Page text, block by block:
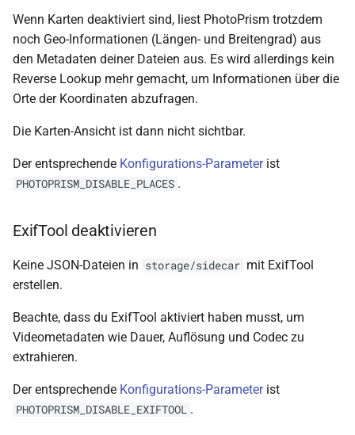
Wenn Karten deaktiviert sind, liest PhotoPrism trotzdem
noch Geo-Informationen (Längen- und Breitengrad) aus
den Metadaten deiner Dateien aus. Es wird allerdings kein
Reverse Lookup mehr gemacht, um Informationen über die
Orte der Koordinaten abzufragen.
Die Karten-Ansicht ist dann nicht sichtbar.
Der entsprechende Konfigurations-Parameterist
PHOTOPRISM_DISABLE_PLACES .
ExifTool deaktivieren
Keine JSON-Dateien in storage/sidecar mit ExifTool
erstellen.
Beachte, dass du ExifTool aktiviert haben musst, um
Videometadaten wie Dauer, Auflösung und Codec zu
extrahieren.
Der entsprechende Konfigurations-Parameterist
PHOTOPRISM_DISABLE_EXIFTOOL .